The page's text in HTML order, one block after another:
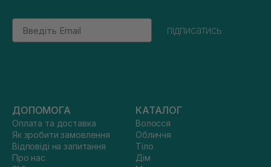
Email
підписатись
ДОПОМОГА
Оплата та доставка
Як зробити замовлення
Відповіді на запитання
Про нас
КАТАЛОГ
Волосся
Обличчя
Тіло
Дім